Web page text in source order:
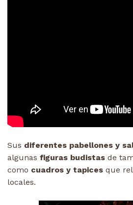
Sus diferentes pabellones y
algunas figuras budistas de
como cuadros y tapices que
locales.